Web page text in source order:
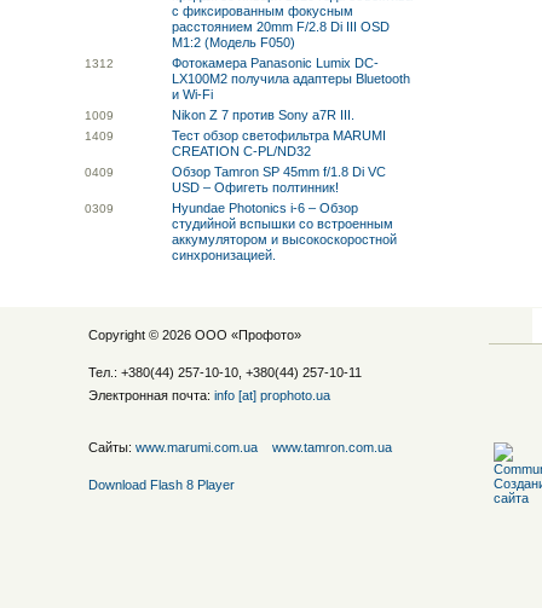
с фиксированным фокусным
расстоянием 20mm F/2.8 Di III OSD
M1:2 (Модель F050)
1312
Фотокамера Panasonic Lumix DC-
LX100M2 получила адаптеры Bluetooth
и Wi-Fi
1009 Nikon Z 7 против Sony a7R III.
1409
Тест обзор светофильтра MARUMI
CREATION C-PL/ND32
0409
Обзор Tamron SP 45mm f/1.8 Di VC
USD – Офигеть полтинник!
0309
Hyundae Photonics i-6 – Обзор
студийной вспышки со встроенным
аккумулятором и высокоскоростной
синхронизацией.
Copyright © 2026 ООО «Профото»
Тел.: +380(44) 257-10-10, +380(44) 257-10-11
Электронная почта: info [at] prophoto.ua
Сайты: www.marumi.com.ua www.tamron.com.ua
Download Flash 8 Player